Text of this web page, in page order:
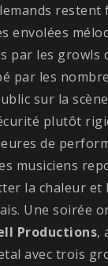
restent
envolées
par les growls
par les
sur la
plutôt
de
musiciens
la chaleur et
Une soirée
Productions,
avec trois